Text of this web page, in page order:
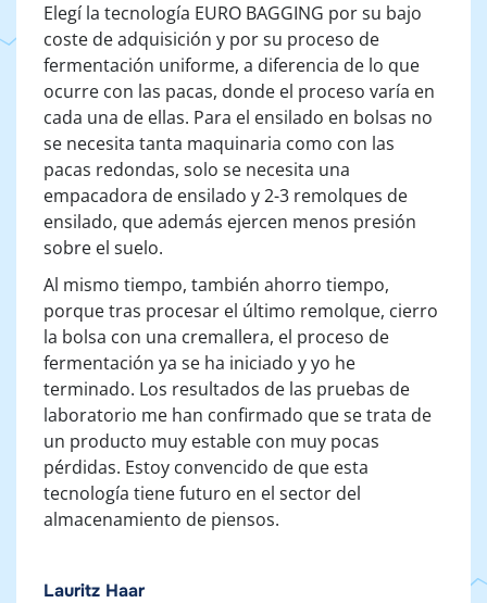
Lauritz Haar
Elegí la tecnología EURO BAGGING por su bajo
coste de adquisición y por su proceso de
fermentación uniforme, a diferencia de lo que
ocurre con las pacas, donde el proceso varía en
cada una de ellas. Para el ensilado en bolsas no
se necesita tanta maquinaria como con las
pacas redondas, solo se necesita una
empacadora de ensilado y 2-3 remolques de
ensilado, que además ejercen menos presión
sobre el suelo.
Al mismo tiempo, también ahorro tiempo,
porque tras procesar el último remolque, cierro
la bolsa con una cremallera, el proceso de
fermentación ya se ha iniciado y yo he
terminado. Los resultados de las pruebas de
laboratorio me han confirmado que se trata de
un producto muy estable con muy pocas
pérdidas. Estoy convencido de que esta
tecnología tiene futuro en el sector del
almacenamiento de piensos.